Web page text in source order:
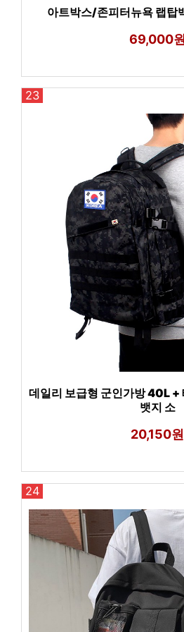
아트박스/존피터뉴욕 랩탑
69,000원
23
데일리 보급형 군인가방 40L +
뱃지 소
20,150원
24